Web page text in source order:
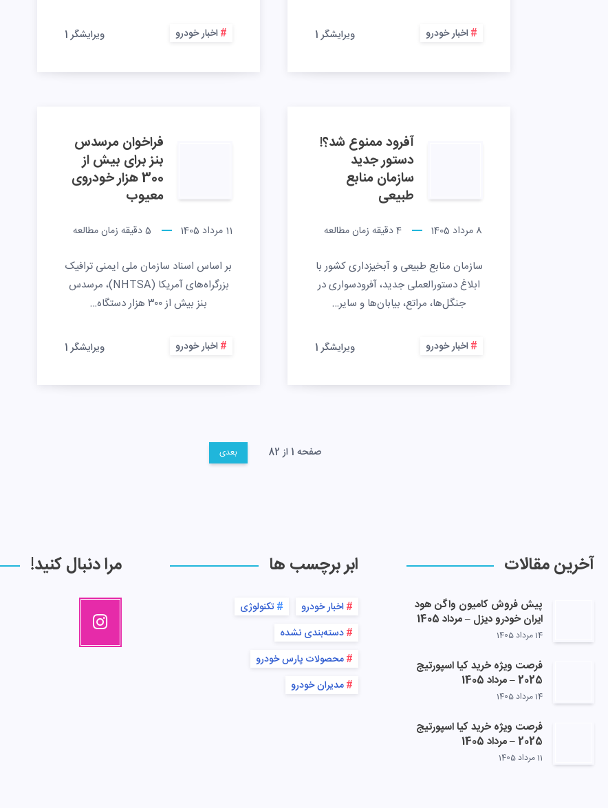
اخبار خودرو ویرایشگر 1 اخبار خودرو ویرایشگر 1
فراخوان مرسدس
بنز برای بیش از
300 هزار خودروی
معیوب
11 مرداد 1405 5دقیقه زمان مطالعه
بر اساس اسناد سازمان ملی ایمنی ترافیک
بزرگراه‌های آمریکا (NHTSA)، مرسدس‌
بنز بیش از ۳۰۰ هزار دستگاه…
اخبار خودرو ویرایشگر 1
آفرود ممنوع شد؟!
دستور جدید
سازمان منابع
طبیعی
8 مرداد 1405 4دقیقه زمان مطالعه
سازمان منابع طبیعی و آبخیزداری کشور با
ابلاغ دستورالعملی جدید، آفرودسواری در
جنگل‌ها، مراتع، بیابان‌ها و سایر…
اخبار خودرو ویرایشگر 1
صفحه 1 از 82 بعدی
آخرین مقالات
پیش فروش کامیون واگن هود
ایران خودرو دیزل – مرداد 1405
14 مرداد 1405
فرصت ویژه خرید کیا اسپورتیج
2025 – مرداد 1405
14 مرداد 1405
فرصت ویژه خرید کیا اسپورتیج
2025 – مرداد 1405
11 مرداد 1405
ابر برچسب ها
اخبار خودرو
تکنولوژی
دسته‌بندی نشده
محصولات پارس خودرو
مدیران خودرو
مرا دنبال کنید!